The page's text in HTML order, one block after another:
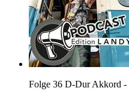
Folge 36 D-Dur Akkord -